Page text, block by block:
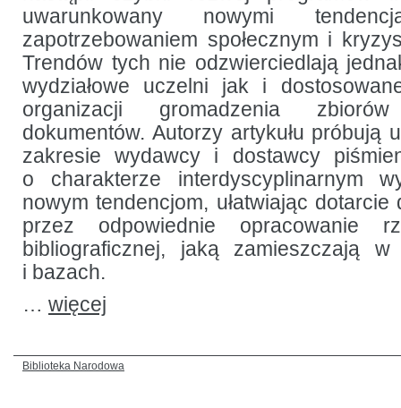
dostosują
opracowanie
rzeczowe
publikacji
naukowych
do potrzeb
studiów
interdyscyplinarnych
uwarunkowany nowymi
zapotrzebowaniem społecznym i
Trendów tych nie odzwierciedlają
wydziałowe uczelni jak i
organizacji gromadzenia
dokumentów. Autorzy artykułu próbują
zakresie wydawcy i dostawcy
o charakterze interdyscyplinarnym
nowym tendencjom, ułatwiając
przez odpowiednie opracowanie
bibliograficznej, jaką zamieszczają
i bazach.
… więcej
Biblioteka Narodowa